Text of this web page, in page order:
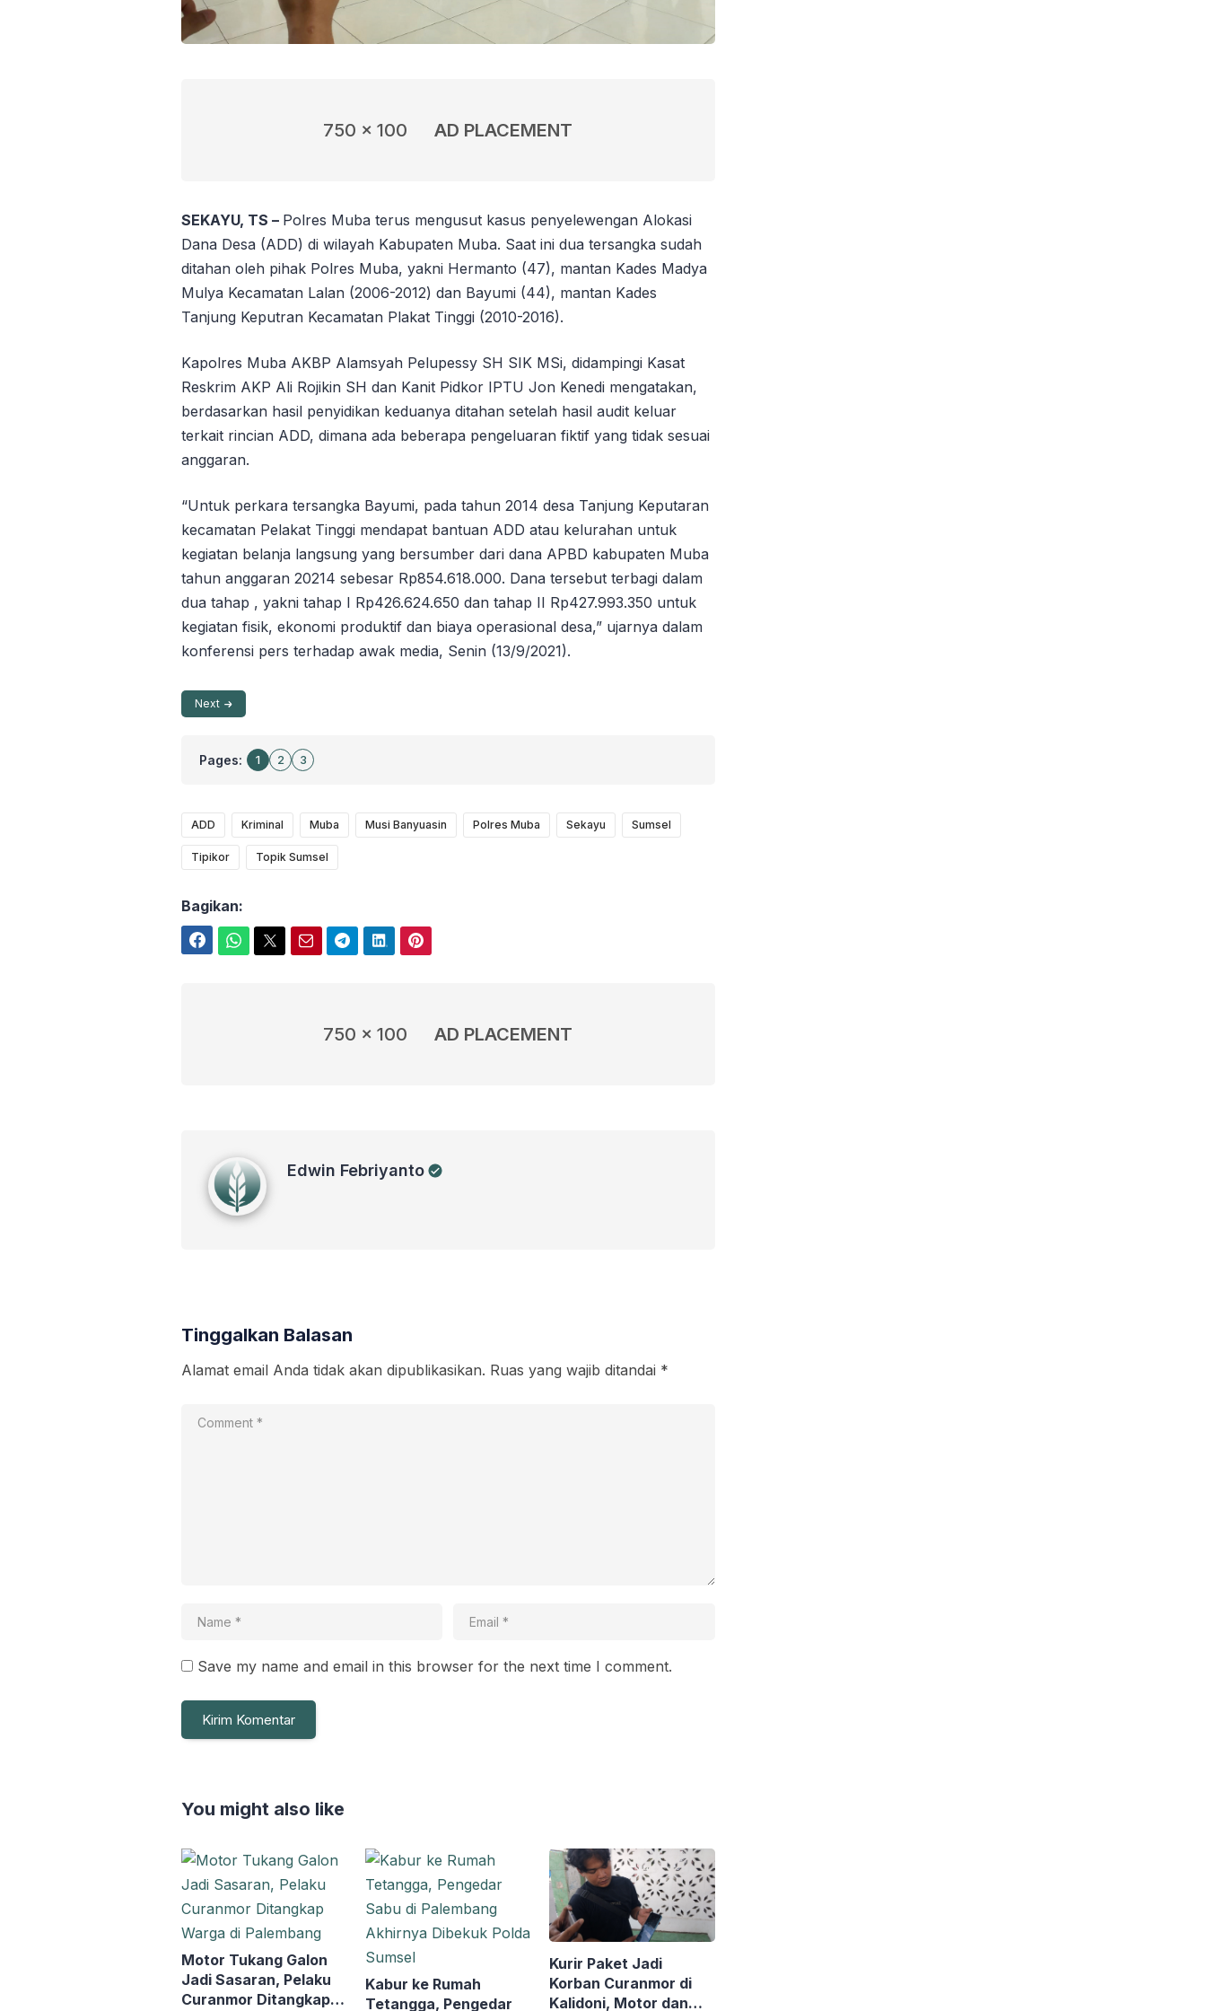
750 x 100 AD PLACEMENT
SEKAYU, TS – Polres Muba terus mengusut kasus penyelewengan Alokasi
Dana Desa (ADD) di wilayah Kabupaten Muba. Saat ini dua tersangka sudah
ditahan oleh pihak Polres Muba, yakni Hermanto (47), mantan Kades Madya
Mulya Kecamatan Lalan (2006-2012) dan Bayumi (44), mantan Kades
Tanjung Keputran Kecamatan Plakat Tinggi (2010-2016).
Kapolres Muba AKBP Alamsyah Pelupessy SH SIK MSi, didampingi Kasat
Reskrim AKP Ali Rojikin SH dan Kanit Pidkor IPTU Jon Kenedi mengatakan,
berdasarkan hasil penyidikan keduanya ditahan setelah hasil audit keluar
terkait rincian ADD, dimana ada beberapa pengeluaran fiktif yang tidak sesuai
anggaran.
“Untuk perkara tersangka Bayumi, pada tahun 2014 desa Tanjung Keputaran
kecamatan Pelakat Tinggi mendapat bantuan ADD atau kelurahan untuk
kegiatan belanja langsung yang bersumber dari dana APBD kabupaten Muba
tahun anggaran 20214 sebesar Rp854.618.000. Dana tersebut terbagi dalam
dua tahap , yakni tahap I Rp426.624.650 dan tahap II Rp427.993.350 untuk
kegiatan fisik, ekonomi produktif dan biaya operasional desa,” ujarnya dalam
konferensi pers terhadap awak media, Senin (13/9/2021).
Next
Pages: 1 2 3
ADD Kriminal Muba Musi Banyuasin Polres Muba Sekayu Sumsel
Tipikor Topik Sumsel
Bagikan:
750 x 100 AD PLACEMENT
Edwin Febriyanto
Tinggalkan Balasan
Alamat email Anda tidak akan dipublikasikan. Ruas yang wajib ditandai *
Save my name and email in this browser for the next time I comment.
You might also like
Motor Tukang Galon
Jadi Sasaran, Pelaku
Curanmor Ditangkap
Kabur ke Rumah
Tetangga, Pengedar
Kurir Paket Jadi
Korban Curanmor di
Kalidoni, Motor dan